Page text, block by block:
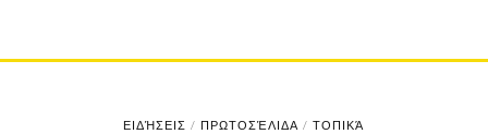
ΕΙΔΉΣΕΙΣ / ΠΡΩΤΟΣΈΛΙΔΑ / ΤΟΠΙΚΆ